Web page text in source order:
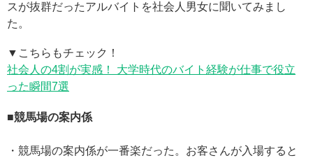
スが抜群だったアルバイトを社会人男女に聞いてみまし
た。
▼こちらもチェック！
社会人の4割が実感！ 大学時代のバイト経験が仕事で役立
った瞬間7選
■競馬場の案内係
・競馬場の案内係が一番楽だった。お客さんが入場すると